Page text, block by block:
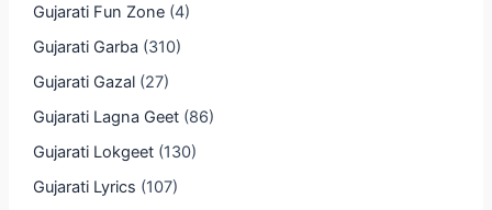
Gujarati Fun Zone(4)
Gujarati Garba (310)
Gujarati Gazal(27)
Gujarati Lagna Geet(86)
Gujarati Lokgeet(130)
Gujarati Lyrics (107)